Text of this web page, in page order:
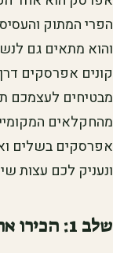
הפרי המתוק
והוא מתאים גם
קונים אפרסקים
מבטיחים לעצמכם
מהחקלאים
אפרסקים בשלים
ונעניק לכם עצות
שלב 1: הכירו את זני האפרסק הנפוצים בישראל